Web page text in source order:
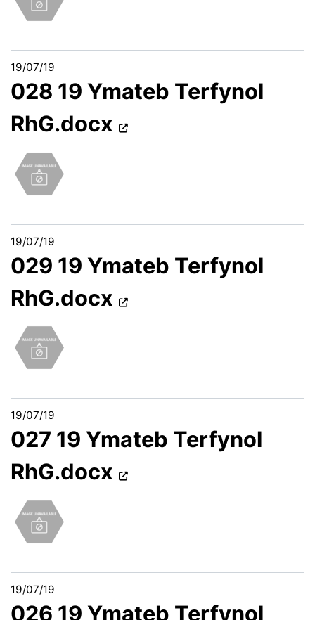
19/07/19
028 19 Ymateb Terfynol
RhG.docx
19/07/19
029 19 Ymateb Terfynol
RhG.docx
19/07/19
027 19 Ymateb Terfynol
RhG.docx
19/07/19
026 19 Ymateb Terfynol